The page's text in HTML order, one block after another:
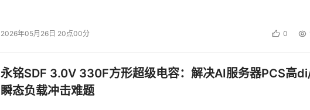
2026年05月26日 20点00分 0
永铭SDF 3.0V 330F方形超级电容：解决AI服务器PCS高
瞬态负载冲击难题